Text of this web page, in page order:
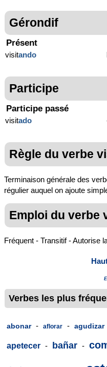
Gérondif
Présent
visitando
Participe
Participe passé
visitado
Règle du verbe
Terminaison générale des
régulier auquel on ajoute
Emploi du verbe
Fréquent - Transitif - Autorise
Verbes les plus
abonar - aflorar - agudizar
apetecer - bañar -